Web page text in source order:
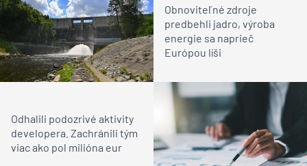
Obnoviteľné zdroje
predbehli jadro, výroba
energie sa naprieč
Európou líši
Odhalili podozrivé aktivity
developera. Zachránili tým
viac ako pol milióna eur